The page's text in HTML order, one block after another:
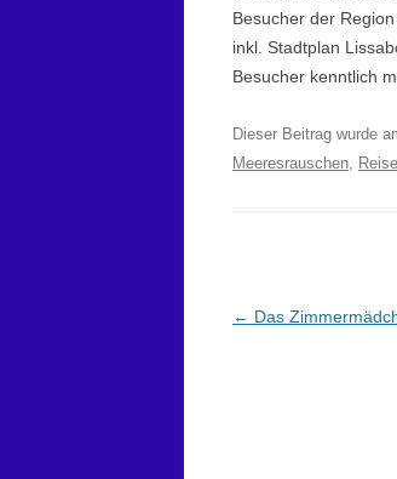
Besucher der
inkl. Stadtplan
Besucher kenntlich
Dieser Beitrag wurde
Meeresrauschen,
Beitragsnavigation
← Das